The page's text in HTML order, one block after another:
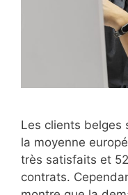
Les clients belges
la moyenne
très satisfaits et
contrats.